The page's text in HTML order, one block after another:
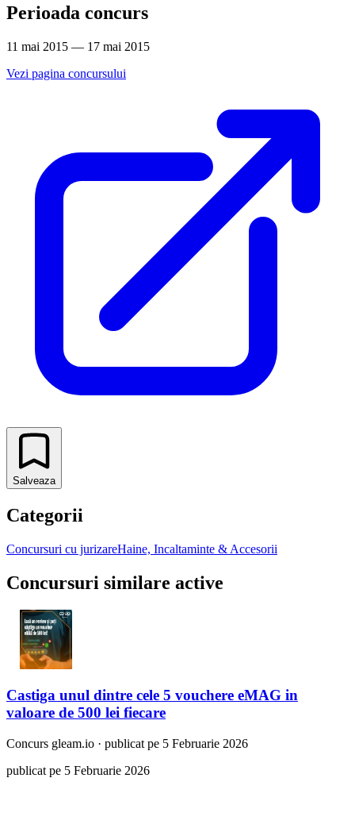
Perioada concurs
11 mai 2015 — 17 mai 2015
Vezi pagina concursului
Salveaza
Categorii
Concursuri cu jurizareHaine, Incaltaminte & Accesorii
Concursuri similare active
Castiga unul dintre cele 5 vouchere eMAG in
valoare de 500 lei fiecare
Concurs gleam.io · publicat pe 5 Februarie 2026
publicat pe 5 Februarie 2026